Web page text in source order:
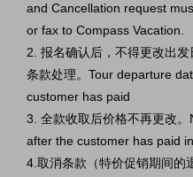
and Cancellation request
or fax to Compass Vacation.
2. 报名确认后，不得更改出
条款处理。Tour departure
customer has paid
3. 全款收取后价格不再更改
after the customer has paid
4.取消条款（特价促销期间的